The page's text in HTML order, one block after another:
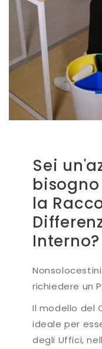
Sei
la
Interno?
richiedere un
Il modello del
ideale per
degli Uffici,